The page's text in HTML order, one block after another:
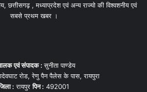
छत्तीसगढ़ , मध्याप्रदेश एवं अन्य राज्यो की विश्वशनीय एवं
सबसे प्रथम खबर ।
एवं संपादक :सुनीता पाण्डेय
रोड, रेणु पैन पैलेस के पास, रायपुरा
: रायपुरपिन : 492001